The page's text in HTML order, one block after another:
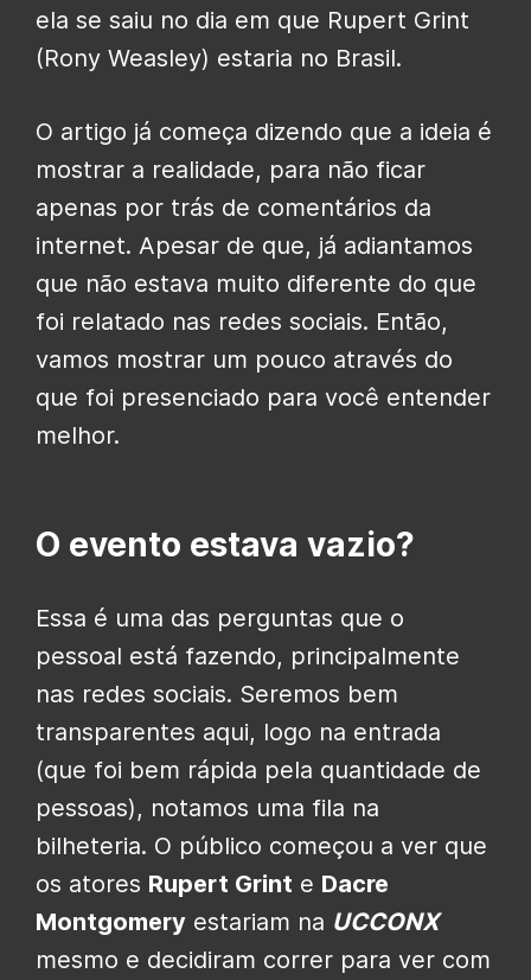
ela se saiu no dia em que Rupert Grint
(Rony Weasley) estaria no Brasil.
O artigo já começa dizendo que a ideia é
mostrar a realidade, para não ficar
apenas por trás de comentários da
internet. Apesar de que, já adiantamos
que não estava muito diferente do que
foi relatado nas redes sociais. Então,
vamos mostrar um pouco através do
que foi presenciado para você entender
melhor.
O evento estava vazio?
Essa é uma das perguntas que o
pessoal está fazendo, principalmente
nas redes sociais. Seremos bem
transparentes aqui, logo na entrada
(que foi bem rápida pela quantidade de
pessoas), notamos uma fila na
bilheteria. O público começou a ver que
os atores Rupert Grint e Dacre
Montgomery estariam na UCCONX
mesmo e decidiram correr para ver com